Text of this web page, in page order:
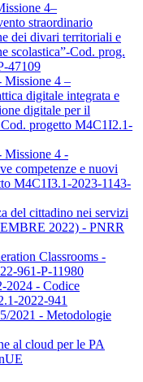
4–
straordinario
dei divari territoriali e
scolastica”-Cod. prog.
47109
4 –
digitale integrata e
digitale per il
progetto M4C1I2.1-
4 -
competenze e nuovi
M4C1I3.1-2023-1143-
del cittadino nei servizi
2022) - PNRR
Classrooms -
961-P-11980
2024 - Codice
2022-941
2021 - Metodologie
al cloud per le PA